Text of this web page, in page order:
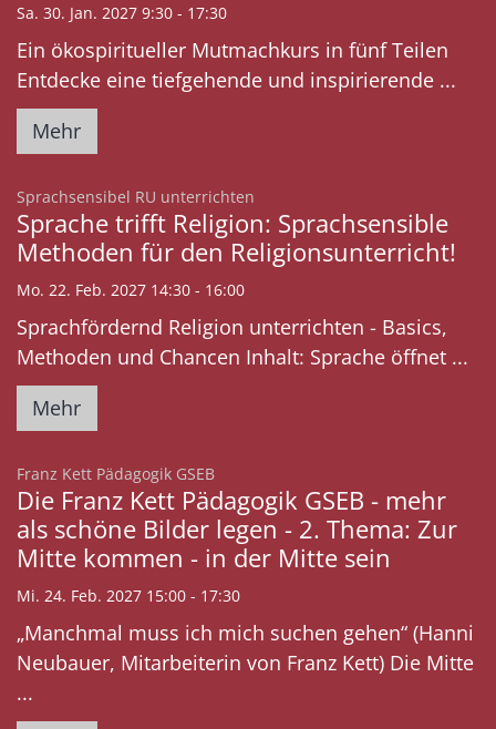
Sa. 30. Jan. 2027 9:30 - 17:30
Ein ökospiritueller Mutmachkurs in fünf Teilen
Entdecke eine tiefgehende und inspirierende ...
Mehr
Sprachsensibel RU unterrichten
Sprache trifft Religion: Sprachsensible
Methoden für den Religionsunterricht!
Mo. 22. Feb. 2027 14:30 - 16:00
Sprachfördernd Religion unterrichten - Basics,
Methoden und Chancen Inhalt: Sprache öffnet ...
Mehr
Franz Kett Pädagogik GSEB:
Die Franz Kett Pädagogik GSEB - mehr
als schöne Bilder legen - 2. Thema: Zur
Mitte kommen - in der Mitte sein
Mi. 24. Feb. 2027 15:00 - 17:30
„Manchmal muss ich mich suchen gehen“ (Hanni
Neubauer, Mitarbeiterin von Franz Kett) Die Mitte
...